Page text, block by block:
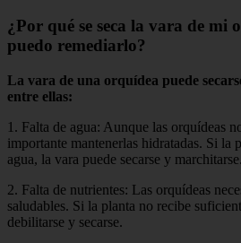
¿Por qué se seca la vara de mi
puedo remediarlo?
La vara de una orquídea puede
entre ellas:
1. Falta de agua: Aunque las orquídeas
importante mantenerlas hidratadas. Si la
agua, la vara puede secarse y marchitarse.
2. Falta de nutrientes: Las orquídeas
saludables. Si la planta no recibe
debilitarse y secarse.